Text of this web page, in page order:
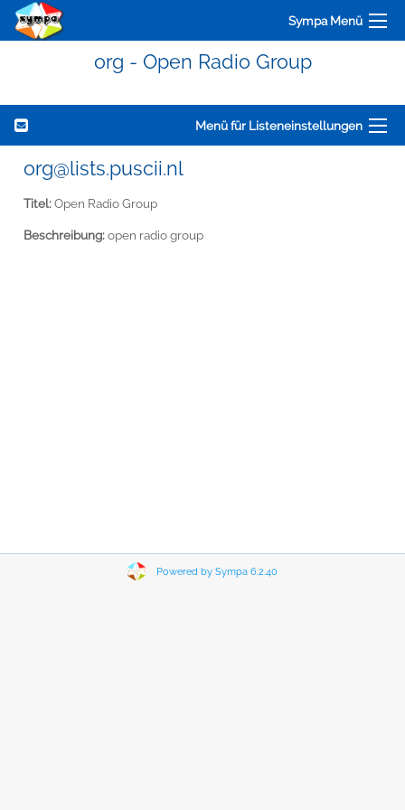
Sympa Menü
org - Open Radio Group
Menü für Listeneinstellungen
org@lists.puscii.nl
Titel:Open Radio Group
Beschreibung:open radio group
Powered by Sympa 6.2.40